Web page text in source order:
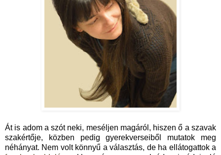
Át is adom a szót neki, meséljen magáról, hiszen ő a szavak
szakértője, közben pedig gyerekverseiből mutatok meg
néhányat. Nem volt könnyű a választás, de ha ellátogattok a